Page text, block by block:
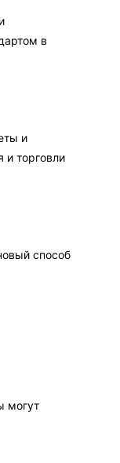
в
и
и торговли
способ
могут